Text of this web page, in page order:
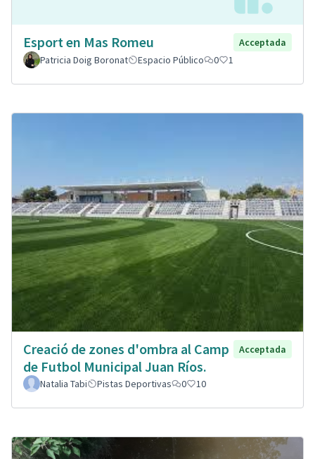
Esport en Mas Romeu
Acceptada
Patricia Doig Boronat
Espacio Público 0 1
Creació de zones d'ombra al Camp
de Futbol Municipal Juan Ríos.
Acceptada
Natalia Tabi Pistas Deportivas 0 10